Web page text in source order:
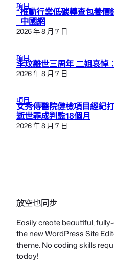
項目
“推動行業低碳轉查包養
_中國網
2026 年 8 月 7 日
項目
李玟離世三周年 二姐哀悼
2026 年 8 月 7 日
項目
女秀傳醫院健檢項目經紀
逝世罪成判監18個月
2026 年 8 月 7 日
放空也同步
Easily create beautiful,
the new WordPress Site
theme. No coding skills
today!